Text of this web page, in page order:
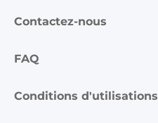
Contactez-nous
FAQ
Conditions d'utilisations